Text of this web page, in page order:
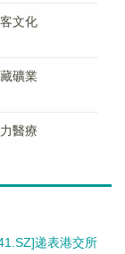
文化
礦業
醫療
递表港交所